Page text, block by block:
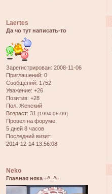
Laertes
Да чо тут написать-то
Зарегистрирован: 2008-11-06
Приглашений: 0
Сообщений: 1752
Уважение: +26
Позитив: +28
Пол: Женский
Возраст: 31 [1994-08-09]
Провел на форуме:
5 дней 8 часов
Последний визит:
2014-12-14 13:56:08
Neko
Главная няка =^_^=